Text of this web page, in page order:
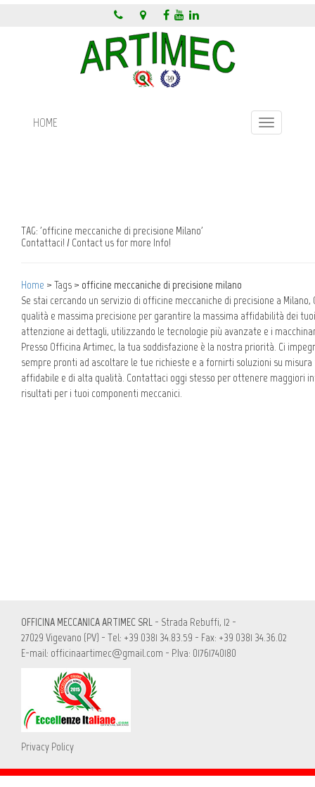
Toggle
HOME
TAG: 'officine meccaniche di precisione Milano'
Contattaci! / Contact us for more Info!
Home > Tags > officine meccaniche di precisione milano
Se stai cercando un servizio di officine meccaniche di precisione a
qualità e massima precisione per garantire la massima affidabilità dei
attenzione ai dettagli, utilizzando le tecnologie più avanzate e i
Presso Officina Artimec, la tua soddisfazione è la nostra priorità. Ci
sempre pronti ad ascoltare le tue richieste e a fornirti soluzioni su
affidabile e di alta qualità. Contattaci oggi stesso per ottenere maggiori
risultati per i tuoi componenti meccanici.
OFFICINA MECCANICA ARTIMEC SRL - Strada Rebuffi, 12 -
27029 Vigevano (PV) - Tel: +39 0381 34.83.59 - Fax: +39 0381 34.36.02
E-mail: officinaartimec@gmail.com - P.Iva: 01761740180
Privacy Policy